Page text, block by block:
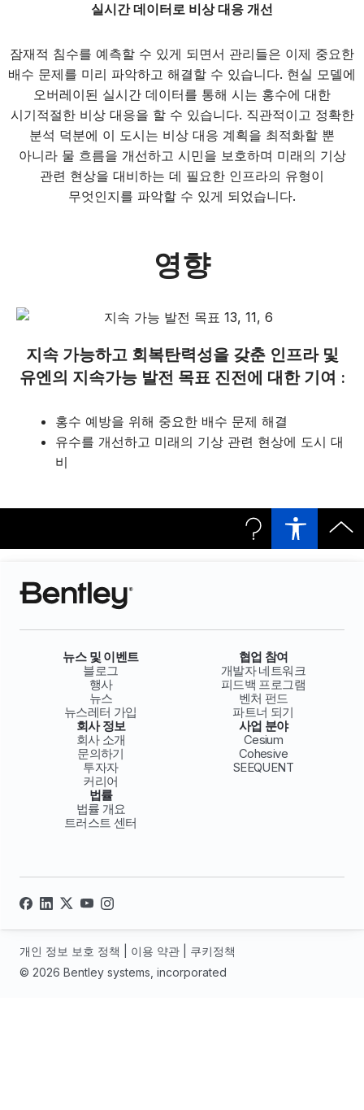
실시간 데이터로 비상 대응 개선
잠재적 침수를 예측할 수 있게 되면서 관리들은 이제 중요한
배수 문제를 미리 파악하고 해결할 수 있습니다. 현실 모델에
오버레이된 실시간 데이터를 통해 시는 홍수에 대한
시기적절한 비상 대응을 할 수 있습니다. 직관적이고 정확한
분석 덕분에 이 도시는 비상 대응 계획을 최적화할 뿐
아니라 물 흐름을 개선하고 시민을 보호하며 미래의 기상
관련 현상을 대비하는 데 필요한 인프라의 유형이
무엇인지를 파악할 수 있게 되었습니다.
영향
지속 가능하고 회복탄력성을 갖춘 인프라 및
유엔의 지속가능 발전 목표 진전에 대한 기여 :
홍수 예방을 위해 중요한 배수 문제 해결
유수를 개선하고 미래의 기상 관련 현상에 도시 대
비
뉴스 및 이벤트
블로그
행사
뉴스
뉴스레터 가입
협업 참여
개발자 네트워크
피드백 프로그램
벤처 펀드
파트너 되기
회사 정보
회사 소개
문의하기
투자자
커리어
사업 분야
Cesium
Cohesive
SEEQUENT
법률
법률 개요
트러스트 센터
© 2026 Bentley systems, incorporated
개인 정보 보호 정책 이용 약관 쿠키정책